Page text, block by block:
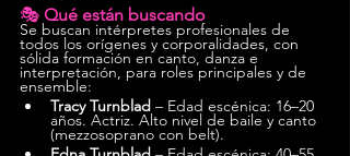
🎭 Qué están buscando
Se buscan intérpretes profesionales de
todos los orígenes y corporalidades, con
sólida formación en canto, danza e
interpretación, para roles principales y de
ensemble:
Tracy Turnblad – Edad escénica: 16–20
años. Actriz. Alto nivel de baile y canto
(mezzosoprano con belt).